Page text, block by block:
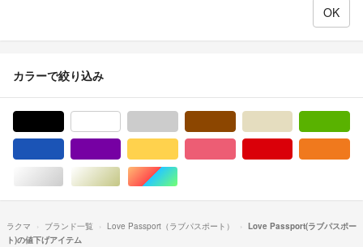
カラーで絞り込み
シルバー/銀色系ゴールド/金色系マルチカラー
ラクマ ブランド一覧 Love Passport（ラブパスポート）
Love Passport(ラブパスポー
ト)の値下げアイテム